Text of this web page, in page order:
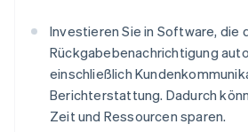
Investieren Sie in Software, die
Rückgabebenachrichtigung
einschließlich
Berichterstattung. Dadurch
Zeit und Ressourcen sparen.